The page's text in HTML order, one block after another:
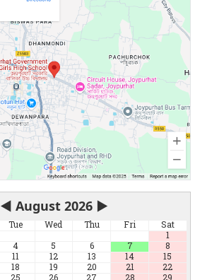
◀ August 2026 ▶
Tue Wed Thu Fri
Sat
1
4 5 6 7
8
11 12 13 14
15
18 19 20 21
22
25 26 27 28
29